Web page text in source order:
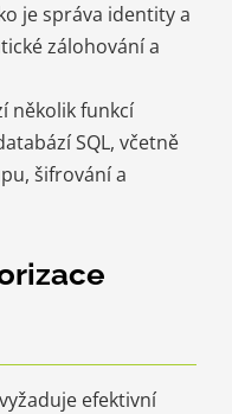
je správa identity a
zálohování a
několik funkcí
SQL, včetně
šifrování a
efektivní